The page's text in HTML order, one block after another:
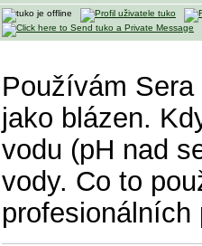
Používám
jako blázen.
vodu (pH nad
vody. Co to
profesionálních